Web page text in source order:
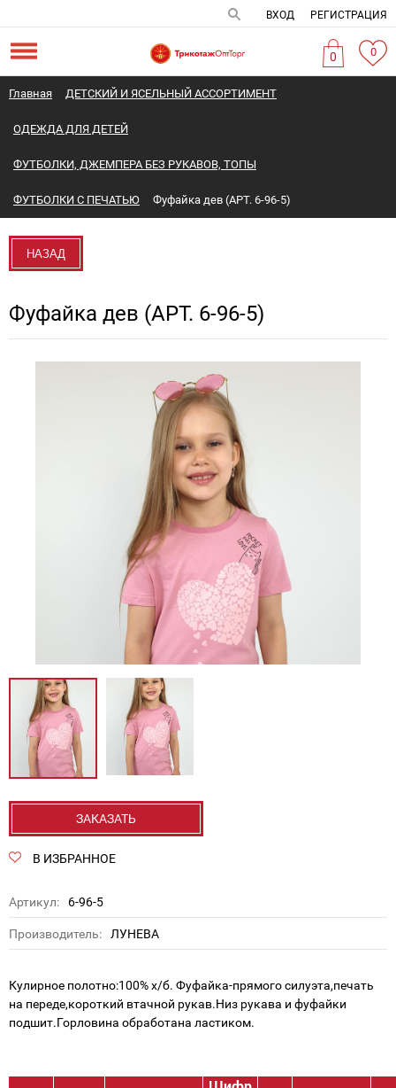
ВХОД РЕГИСТРАЦИЯ
0 0
Главная ДЕТСКИЙ И ЯСЕЛЬНЫЙ АССОРТИМЕНТ
ОДЕЖДА ДЛЯ ДЕТЕЙ
ФУТБОЛКИ, ДЖЕМПЕРА БЕЗ РУКАВОВ, ТОПЫ
ФУТБОЛКИ С ПЕЧАТЬЮ Фуфайка дев (АРТ. 6-96-5)
НАЗАД
Фуфайка дев (АРТ. 6-96-5)
ЗАКАЗАТЬ
В ИЗБРАННОЕ
Артикул: 6-96-5
Производитель: ЛУНЕВА
Кулирное полотно:100% х/б. Фуфайка-прямого силуэта,печать
на переде,короткий втачной рукав.Низ рукава и фуфайки
подшит.Горловина обработана ластиком.